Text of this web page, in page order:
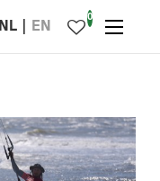
NL EN
0